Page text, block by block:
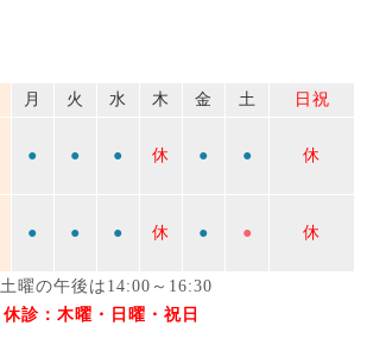
月 火 水 木 金 土
日祝
● ● ● 休 ● ● 休
● ● ● 休 ● ● 休
土曜の午後は14:00～16:30
休診：木曜・日曜・祝日